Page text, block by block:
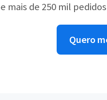
mais de 250 mil
Quero